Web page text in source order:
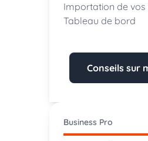
Importation de vos
Tableau de bord
Conseils sur
Business Pro